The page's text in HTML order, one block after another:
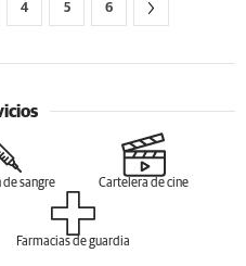
4 5 6
de sangre Cartelera de cine
Farmacias de guardia